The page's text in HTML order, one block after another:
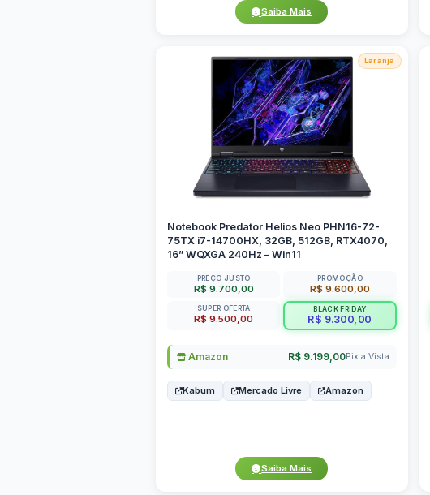
Saiba Mais
Laranja
Notebook Predator Helios Neo PHN16-72-
75TX i7-14700HX, 32GB, 512GB, RTX4070,
16” WQXGA 240Hz – Win11
PREÇO JUSTO
R$ 9.700,00
PROMOÇÃO
R$ 9.600,00
SUPER OFERTA
R$ 9.500,00
BLACK FRIDAY
R$ 9.300,00
Amazon R$ 9.199,00Pix a Vista
Kabum Mercado Livre Amazon
Saiba Mais